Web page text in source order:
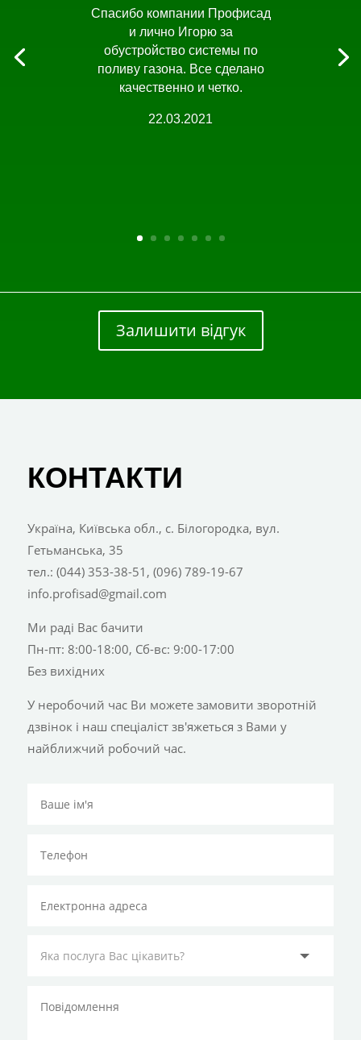
Спасибо компании Профисад
и лично Игорю за
обустройство системы по
поливу газона. Все сделано
качественно и четко.
22.03.2021
Залишити відгук
КОНТАКТИ
Україна, Київська обл., с. Білогородка, вул.
Гетьманська, 35
тел.: (044) 353-38-51, (096) 789-19-67
info.profisad@gmail.com
Ми раді Вас бачити
Пн-пт: 8:00-18:00, Сб-вс: 9:00-17:00
Без вихідних
У неробочий час Ви можете замовити зворотній
дзвінок і наш спеціаліст зв'яжеться з Вами у
найближчий робочий час.